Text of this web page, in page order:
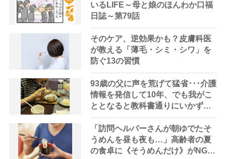
いるLIFE～母と娘のほんわか口福
日誌～第79話
そのケア、逆効果かも？皮膚科医
が教える「薄毛・シミ・シワ」を
防ぐ13の習慣
93歳の父に声を荒げて猛省･･･介護
情報を発信して10年、でも我がこ
ととなると教科書通りにいかずに
ため息「感情と理性の狭間で右往
左往する現実」
「訪問ヘルパーさんが朝ゆでたそ
うめんを昼も夜も…」高齢者の夏
の食卓に《そうめんだけ》がNGな